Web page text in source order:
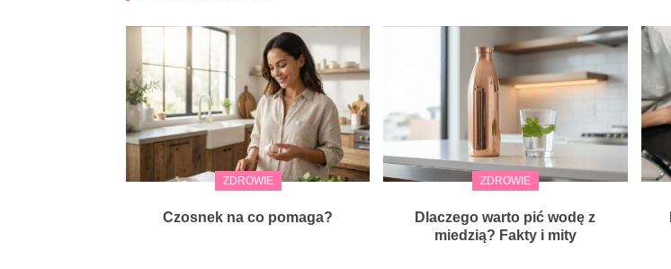
ZDROWIE
Czosnek na co pomaga?
ZDROWIE
Dlaczego warto pić wodę z
miedzią? Fakty i mity